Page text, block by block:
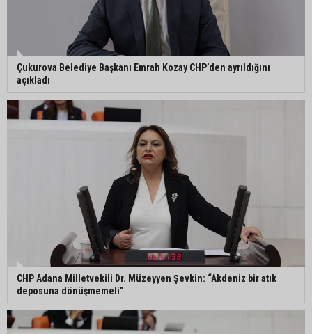
Çukurova Belediye Başkanı Emrah Kozay CHP’den ayrıldığını
açıkladı
CHP Adana Milletvekili Dr. Müzeyyen Şevkin: “Akdeniz bir atık
deposuna dönüşmemeli”